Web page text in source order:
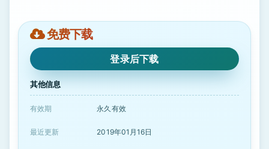
免费下载
登录后下载
其他信息
有效期 永久有效
最近更新 2019年01月16日